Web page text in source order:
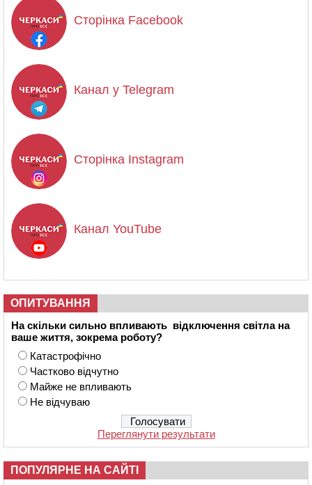
Сторінка Facebook
Канал у Telegram
Сторінка Instagram
Канал YouTube
ОПИТУВАННЯ
На скільки сильно впливають відключення світла на
ваше життя, зокрема роботу?
Катастрофічно
Частково відчутно
Майже не впливають
Не відчуваю
Переглянути результати
ПОПУЛЯРНЕ НА САЙТІ